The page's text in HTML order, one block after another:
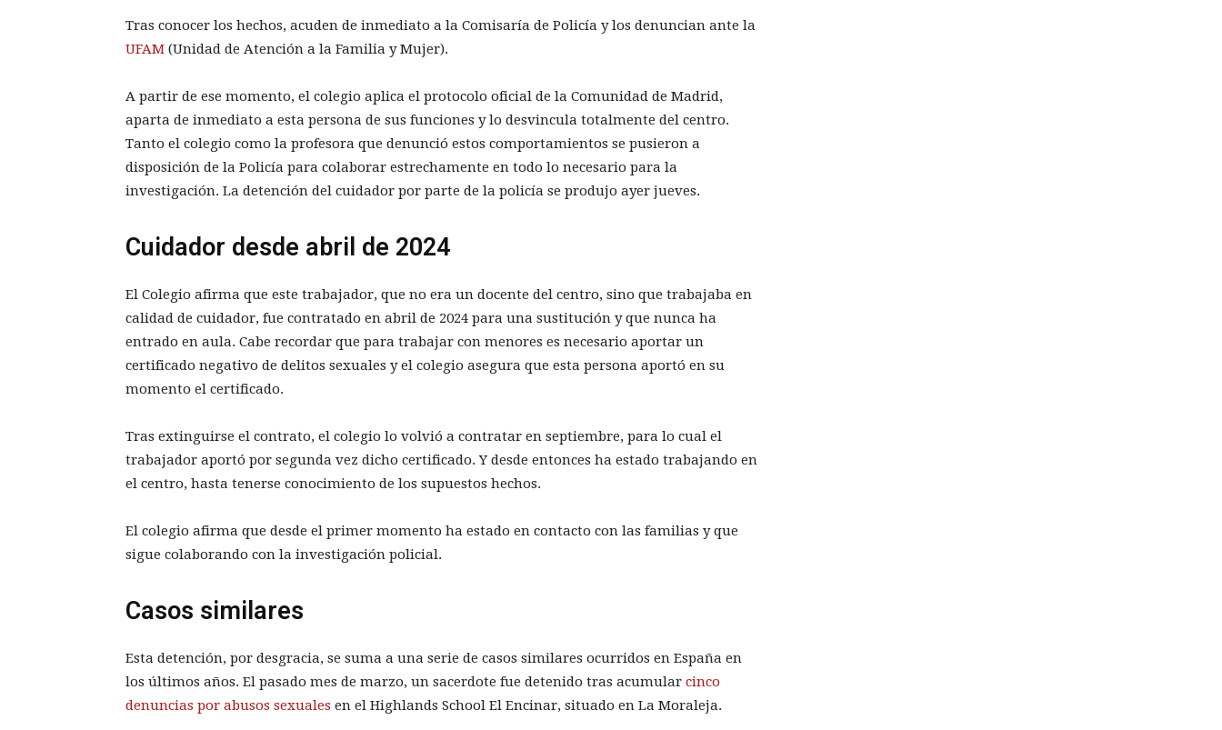
Tras conocer los hechos, acuden de inmediato a la Comisaría de Policía y los denuncian ante la
UFAM (Unidad de Atención a la Familia y Mujer).
A partir de ese momento, el colegio aplica el protocolo oficial de la Comunidad de Madrid,
aparta de inmediato a esta persona de sus funciones y lo desvincula totalmente del centro.
Tanto el colegio como la profesora que denunció estos comportamientos se pusieron a
disposición de la Policía para colaborar estrechamente en todo lo necesario para la
investigación. La detención del cuidador por parte de la policía se produjo ayer jueves.
Cuidador desde abril de 2024
El Colegio afirma que este trabajador, que no era un docente del centro, sino que trabajaba en
calidad de cuidador, fue contratado en abril de 2024 para una sustitución y que nunca ha
entrado en aula. Cabe recordar que para trabajar con menores es necesario aportar un
certificado negativo de delitos sexuales y el colegio asegura que esta persona aportó en su
momento el certificado.
Tras extinguirse el contrato, el colegio lo volvió a contratar en septiembre, para lo cual el
trabajador aportó por segunda vez dicho certificado. Y desde entonces ha estado trabajando en
el centro, hasta tenerse conocimiento de los supuestos hechos.
El colegio afirma que desde el primer momento ha estado en contacto con las familias y que
sigue colaborando con la investigación policial.
Casos similares
Esta detención, por desgracia, se suma a una serie de casos similares ocurridos en España en
los últimos años. El pasado mes de marzo, un sacerdote fue detenido tras acumular cinco
denuncias por abusos sexuales en el Highlands School El Encinar, situado en La Moraleja.